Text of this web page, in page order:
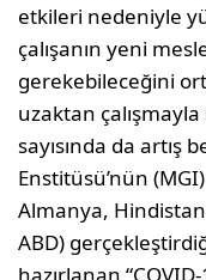
etkileri nedeniyle
çalışanın yeni
gerekebileceğini
uzaktan çalışmayla
sayısında da artış
Enstitüsü’nün
Almanya,
ABD)
hazırlanan